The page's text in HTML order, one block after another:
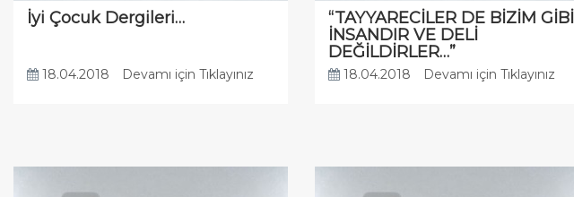
İyi Çocuk Dergileri…
18.04.2018 Devamı için Tıklayınız
“TAYYARECİLER DE BİZİM GİBİ
İNSANDIR VE DELİ
DEĞİLDİRLER…”
18.04.2018 Devamı için Tıklayınız